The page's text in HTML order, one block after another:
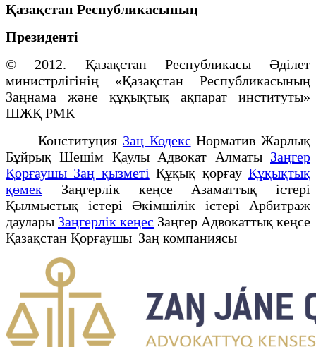
Қазақстан Республикасының
Президенті
© 2012. Қазақстан Республикасы Әділет
министрлігінің «Қазақстан Республикасының
Заңнама және құқықтық ақпарат институты»
ШЖҚ РМК
Конституция Заң Кодекс Норматив Жарлық
Бұйрық Шешім Қаулы Адвокат Алматы Заңгер
Қорғаушы Заң қызметі Құқық қорғауҚұқықтық
қөмек Заңгерлік кеңсе Азаматтық істері
Қылмыстық істері Әкімшілік істері Арбитраж
даулары Заңгерлік кеңес Заңгер Адвокаттық кеңсе
Қазақстан Қорғаушы Заң компаниясы